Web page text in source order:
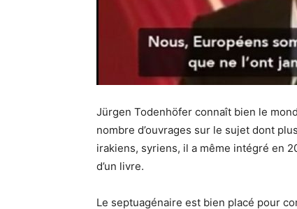
Jürgen Todenhöfer connaît bien le
nombre d’ouvrages sur le sujet dont
irakiens, syriens, il a même intégré en
d’un livre.
Le septuagénaire est bien placé pour